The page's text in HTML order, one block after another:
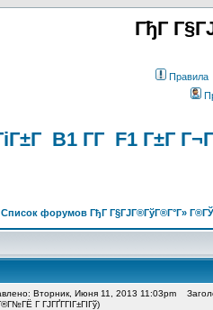
ГђГ
Правила
B1 Г­Г F1 Г±Г
Список форумов ГђГ Г§ГЈГ®ГўГ®Г°Г»
Вторник, Июня 11, 2013 11:03pm
Г ГЈГҐГ­ГІГ±ГІГў)